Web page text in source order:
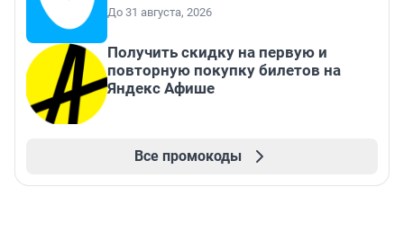
До 31 августа, 2026
Получить скидку на первую и
повторную покупку билетов на
Яндекс Афише
Все промокоды